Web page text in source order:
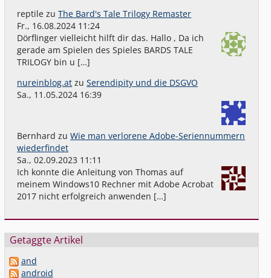
reptile zuThe Bard's Tale Trilogy Remaster
Fr., 16.08.2024 11:24
Dörflinger vielleicht hilft dir das. Hallo , Da ich
gerade am Spielen des Spieles BARDS TALE
TRILOGY bin u […]
nureinblog.at zuSerendipity und die DSGVO
Sa., 11.05.2024 16:39
Bernhard zuWie man verlorene Adobe-Seriennummern
wiederfindet
Sa., 02.09.2023 11:11
Ich konnte die Anleitung von Thomas auf
meinem Windows10 Rechner mit Adobe Acrobat
2017 nicht erfolgreich anwenden […]
Getaggte Artikel
and
android